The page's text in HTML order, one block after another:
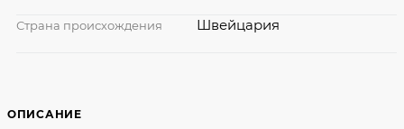
ОПИСАНИЕ
Страна происхождения Швейцария